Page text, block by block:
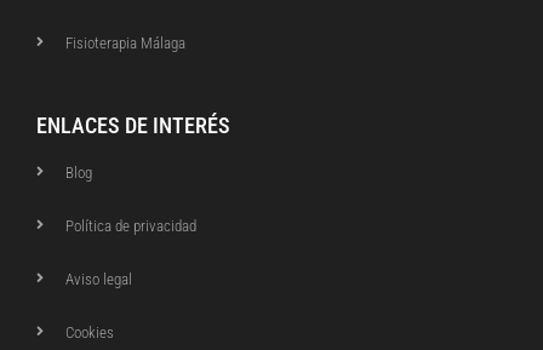
Fisioterapia Málaga
ENLACES DE INTERÉS
Blog
Política de privacidad
Aviso legal
Cookies